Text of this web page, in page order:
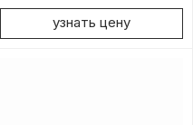
узнать цену